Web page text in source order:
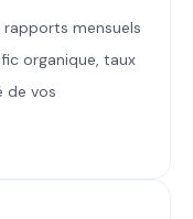
mensuels
organique, taux
de vos